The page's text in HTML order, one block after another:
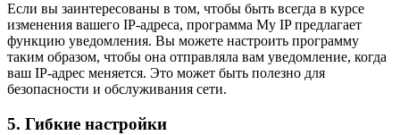
Если вы заинтересованы в том, чтобы быть всегда в курсе
изменения вашего IP-адреса, программа My IP предлагает
функцию уведомления. Вы можете настроить программу
таким образом, чтобы она отправляла вам уведомление, когда
ваш IP-адрес меняется. Это может быть полезно для
безопасности и обслуживания сети.
5. Гибкие настройки